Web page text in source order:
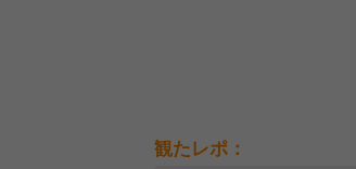
観たレポ：